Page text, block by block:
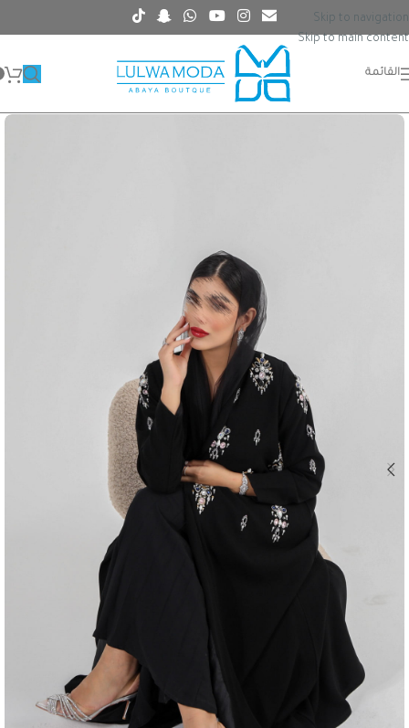
Skip to navigation
Skip to main content
القائمة